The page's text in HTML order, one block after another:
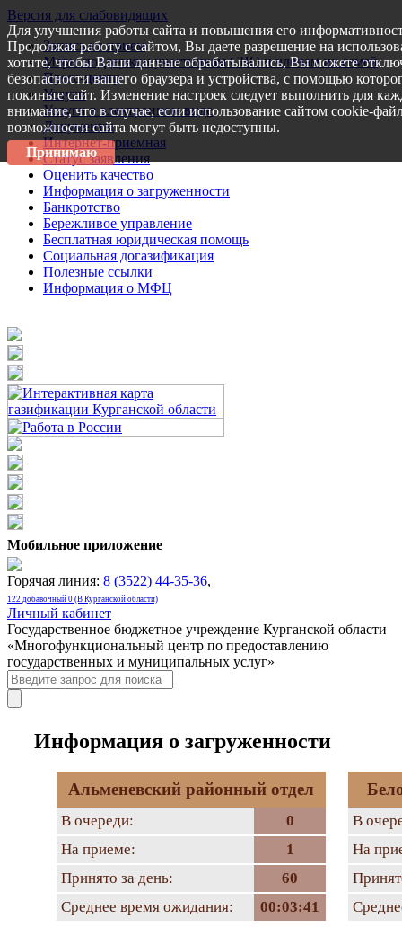
Версия для слабовидящих
Запись на прием
Меры поддержки участникам СВО и членам их семей
Пресс-центр
Услуги
Услуги в электронном виде
Документы
Интернет-приемная
Статус заявления
Оценить качество
Информация о загруженности
Банкротство
Бережливое управление
Бесплатная юридическая помощь
Социальная догазификация
Полезные ссылки
Информация о МФЦ
Мобильное приложение
Горячая линия: 8 (3522) 44-35-36,
122 добавочный 0 (В Курганской области)
Личный кабинет
Государственное бюджетное учреждение Курганской области
«Многофункциональный центр по предоставлению
государственных и муниципальных услуг»
Информация о загруженности
Альменевский районный отдел
В очереди:
0
На приеме:
1
Принято за день:
60
Среднее время ожидания:
00:03:41
В
На
Для улучшения работы сайта и повышения его
Продолжая работу с сайтом, Вы даете разрешение на
хотите, чтобы Ваши данные обрабатывались, Вы можете
безопасности вашего браузера и устройства, с помощью
покиньте сайт. Изменение настроек следует выполнить для
внимание, что в случае, если использование сайтом cookie-
возможности сайта могут быть недоступны.
Принимаю